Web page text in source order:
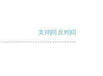
支持[0] 反对[0]